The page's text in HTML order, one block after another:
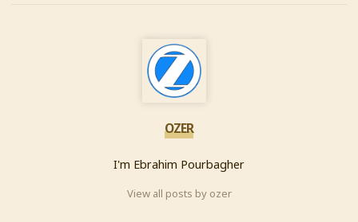
OZER
I'm Ebrahim Pourbagher
View all posts by ozer